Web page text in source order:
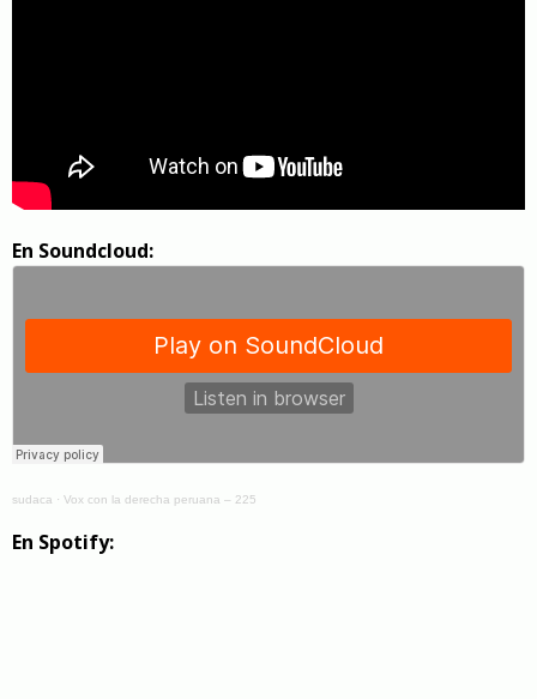
En Soundcloud:
sudaca · Vox con la derecha peruana – 225
En Spotify: